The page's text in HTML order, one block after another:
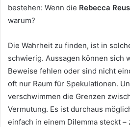
bestehen: Wenn die Rebecca
warum?
Die Wahrheit zu finden, ist in
schwierig. Aussagen können sich
Beweise fehlen oder sind nicht
oft nur Raum für Spekulationen.
verschwimmen die Grenzen
Vermutung. Es ist durchaus
einfach in einem Dilemma steckt –